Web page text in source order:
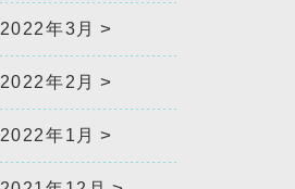
2022年3月
2022年2月
2022年1月